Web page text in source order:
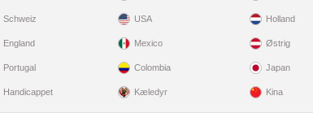
Schweiz
England
Portugal
Handicappet
USA
Mexico
Colombia
Kæledyr
Holland
Østrig
Japan
Kina